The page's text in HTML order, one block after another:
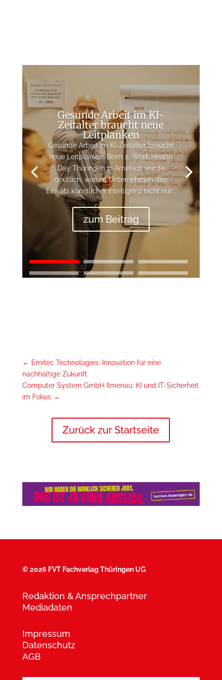
Gesunde Arbeit im KI-
Zeitalter braucht neue
Leitplanken
Gesunde Arbeit im KI-Zeitalter braucht
neue Leitplanken Beim 5. Work Health
Day Thüringen in Arnstadt wurde
deutlich, warum Unternehmen den
Einsatz künstlicher Intelligenz nicht nur...
zum Beitrag
← Emitec Technologies: Innovation für eine
nachhaltige Zukunft
Computer System GmbH Ilmenau: KI und IT-Sicherheit
im Fokus→
Zurück zur Startseite
©2026 FVT Fachverlag Thüringen UG
Redaktion & Ansprechpartner
Mediadaten
Impressum
Datenschutz
AGB